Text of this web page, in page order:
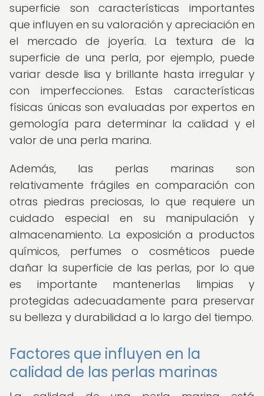
superficie son características importantes
que influyen en su valoración y apreciación en
el mercado de joyería. La textura de la
superficie de una perla, por ejemplo, puede
variar desde lisa y brillante hasta irregular y
con imperfecciones. Estas características
físicas únicas son evaluadas por expertos en
gemología para determinar la calidad y el
valor de una perla marina.
Además, las perlas marinas son
relativamente frágiles en comparación con
otras piedras preciosas, lo que requiere un
cuidado especial en su manipulación y
almacenamiento. La exposición a productos
químicos, perfumes o cosméticos puede
dañar la superficie de las perlas, por lo que
es importante mantenerlas limpias y
protegidas adecuadamente para preservar
su belleza y durabilidad a lo largo del tiempo.
Factores que influyen en la
calidad de las perlas marinas